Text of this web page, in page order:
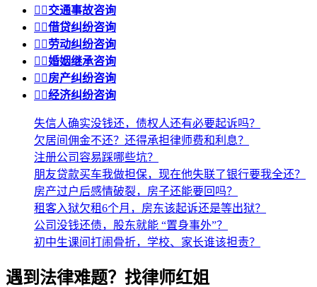
 交通事故咨询
 借贷纠纷咨询
 劳动纠纷咨询
 婚姻继承咨询
 房产纠纷咨询
 经济纠纷咨询
失信人确实没钱还，债权人还有必要起诉吗？
欠居间佣金不还？还得承担律师费和利息？
注册公司容易踩哪些坑？
朋友贷款买车我做担保，现在他失联了银行要我全还？
房产过户后感情破裂，房子还能要回吗？
租客入狱欠租6个月，房东该起诉还是等出狱？
公司没钱还债，股东就能 “置身事外”？
初中生课间打闹骨折，学校、家长谁该担责？
遇到法律难题？找律师红姐